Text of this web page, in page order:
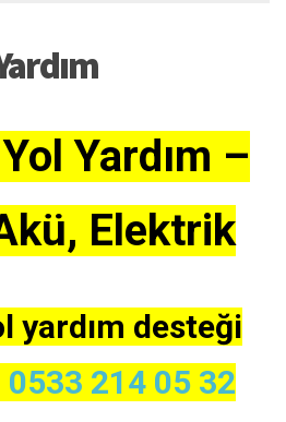
Yardım –
Elektrik
yardım desteği
0533 214 05 32